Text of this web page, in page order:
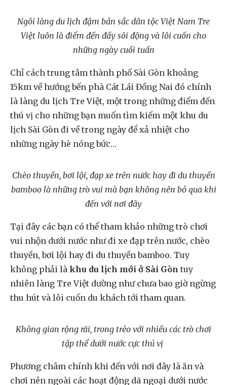
Ngôi làng du lịch đậm bản sắc dân tộc Việt Nam Tre
Việt luôn là điểm đến đầy sôi động và lôi cuốn cho
những ngày cuối tuần
Chỉ cách trung tâm thành phố Sài Gòn khoảng
15km về hướng bến phà Cát Lái Đồng Nai đó chính
là làng du lịch Tre Việt, một trong những điểm đến
thú vị cho những bạn muốn tìm kiếm một khu du
lịch Sài Gòn đi về trong ngày để xả nhiệt cho
những ngày hè nóng bức…
Chèo thuyền, bơi lội, đạp xe trên nước hay đi du thuyền
bamboo là những trò vui mà bạn không nên bỏ qua khi
đến với nơi đây
Tại đây các bạn có thể tham khảo những trò chơi
vui nhộn dưới nước như đi xe đạp trên nước, chèo
thuyền, bơi lội hay đi du thuyền bamboo. Tuy
không phải là khu du lịch mới ở Sài Gòn tuy
nhiên làng Tre Việt dường như chưa bao giờ ngừng
thu hút và lôi cuốn du khách tới tham quan.
Không gian rộng rãi, trong trẻo với nhiều các trò chơi
tập thể dưới nước cực thú vị
Phương châm chính khi đến với nơi đây là ăn và
chơi nên ngoài các hoạt động dã ngoại dưới nước